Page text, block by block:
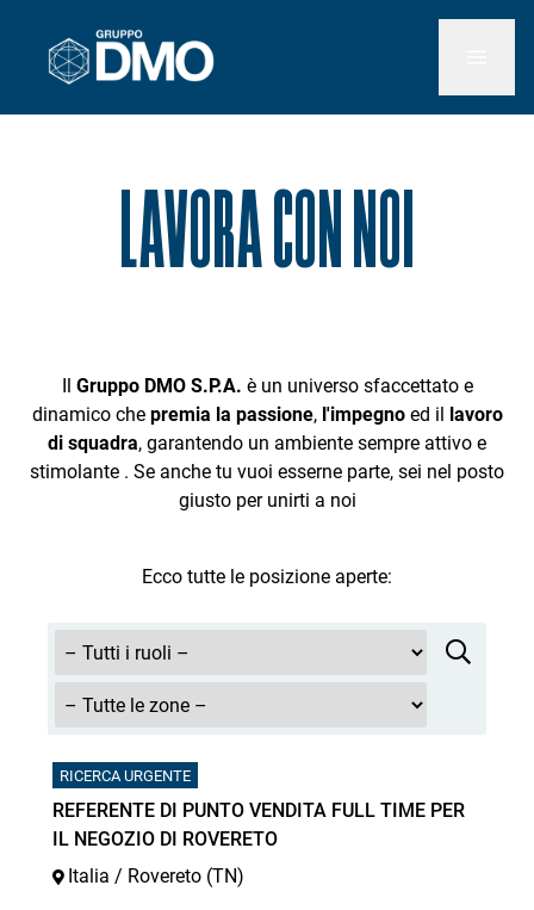
LAVORA CON NOI
Il Gruppo DMO S.P.A. è un universo sfaccettato e
dinamico che premia la passione, l'impegnoed il lavoro
di squadra, garantendo un ambiente sempre attivo e
stimolante . Se anche tu vuoi esserne parte, sei nel posto
giusto per unirti a noi
Ecco tutte le posizione aperte:
RICERCA URGENTE
REFERENTE DI PUNTO VENDITA FULL TIME PER
IL NEGOZIO DI ROVERETO
Italia / Rovereto (TN)